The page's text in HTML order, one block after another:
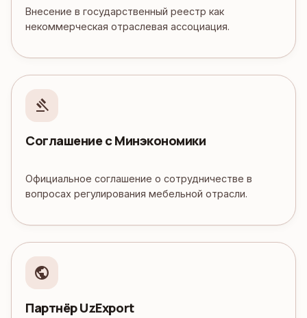
Внесение в государственный реестр как
некоммерческая отраслевая ассоциация.
gavel
Соглашение с Минэкономики
Официальное соглашение о сотрудничестве в
вопросах регулирования мебельной отрасли.
public
Партнёр UzExport